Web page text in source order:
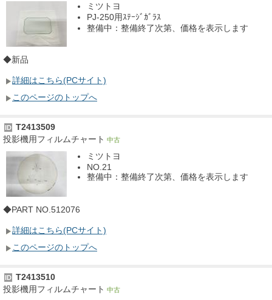
ミツトヨ
PJ-250用ｽﾃｰｼﾞｶﾞﾗｽ
整備中：整備終了次第、価格を表示します
◆新品
詳細はこちら(PCサイト)
このページのトップへ
ID T2413509
投影機用フィルムチャート 中古
ミツトヨ
NO.21
整備中：整備終了次第、価格を表示します
◆PART NO.512076
詳細はこちら(PCサイト)
このページのトップへ
ID T2413510
投影機用フィルムチャート 中古